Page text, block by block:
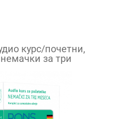
курс/почетни,
за три